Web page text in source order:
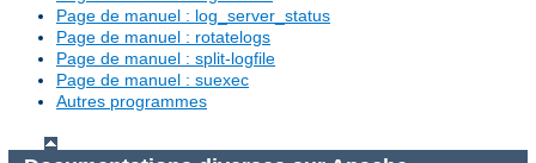
Page de manuel : log_server_status
Page de manuel : rotatelogs
Page de manuel : split-logfile
Page de manuel : suexec
Autres programmes